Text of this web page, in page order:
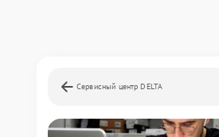
Сервисный центр DELTA